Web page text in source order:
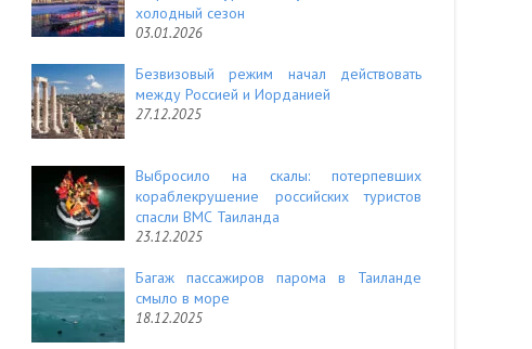
холодный сезон
03.01.2026
Безвизовый режим начал действовать
между Россией и Иорданией
27.12.2025
Выбросило на скалы: потерпевших
кораблекрушение российских туристов
спасли ВМС Таиланда
23.12.2025
Багаж пассажиров парома в Таиланде
смыло в море
18.12.2025